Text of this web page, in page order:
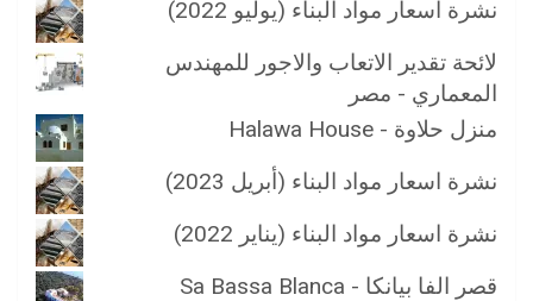
نشرة اسعار مواد البناء (يوليو 2022)
لائحة تقدير الاتعاب والاجور للمهندس
المعماري - مصر
منزل حلاوة - Halawa House
نشرة اسعار مواد البناء (أبريل 2023)
نشرة اسعار مواد البناء (يناير 2022)
قصر الفا بيانكا - Sa Bassa Blanca